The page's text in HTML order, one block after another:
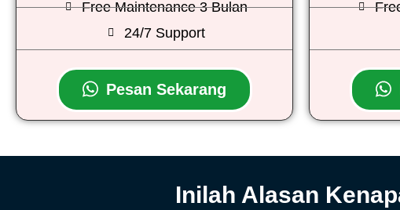
Free Maintenance 3 Bulan
24/7 Support
Pesan Sekarang
Inilah Alasan